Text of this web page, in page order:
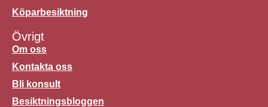
Köparbesiktning
Övrigt
Om oss
Kontakta oss
Bli konsult
Besiktningsbloggen